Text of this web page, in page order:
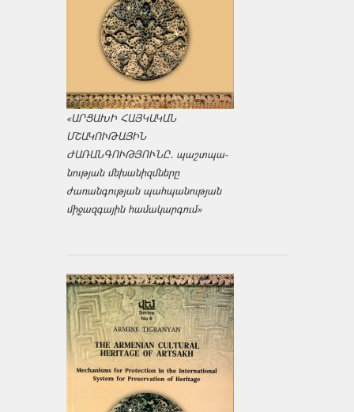
«ԱՐՑԱԽԻ ՀԱՅԿԱԿԱՆ
ՄՇԱԿՈՒԹԱՅԻՆ
ԺԱՌԱՆԳՈՒԹՅՈՒՆԸ․ պաշտպա­
նության մեխանիզմները
ժառանգության պահպանության
միջազ­գային համակարգում»